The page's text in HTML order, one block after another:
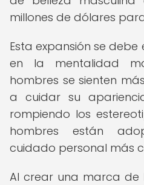
millones de dólares
Esta expansión se
en la mentalidad
hombres se sienten
a cuidar su
rompiendo los
hombres están
cuidado personal más
Al crear una marca de